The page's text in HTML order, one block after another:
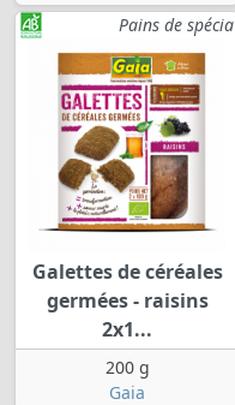
Pains de spécia
Galettes de céréales
germées - raisins
2x1...
200 g
Gaia